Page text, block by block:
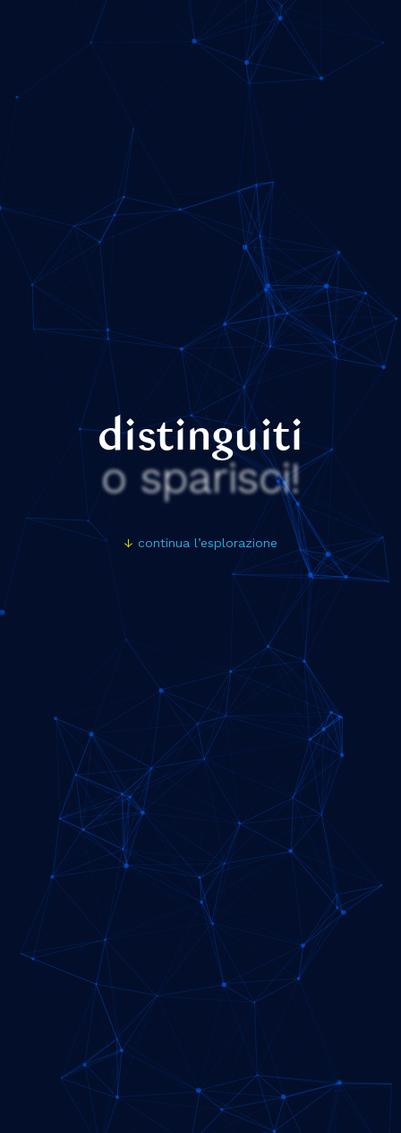
distinguiti
o sparisci!
↓ continua l’esplorazione